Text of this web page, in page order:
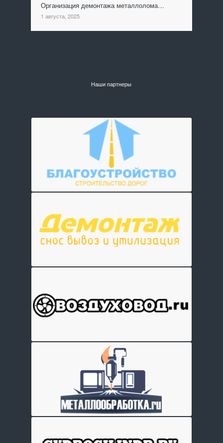
Организация демонтажа металлолома…
1 августа, 2025
Наши партнеры